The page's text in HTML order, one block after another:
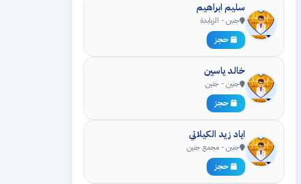
سليم ابراهيم
جنين - الزبابدة
حجز
خالد ياسين
جنين - جنين
حجز
اياد زيد الكيلاني
جنين - مجمع جنين
حجز